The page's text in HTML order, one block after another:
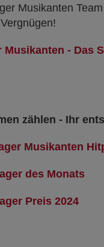
Musikanten
Musikanten - Das
zählen - Ihr
Musikanten
des Monats
Preis 2024